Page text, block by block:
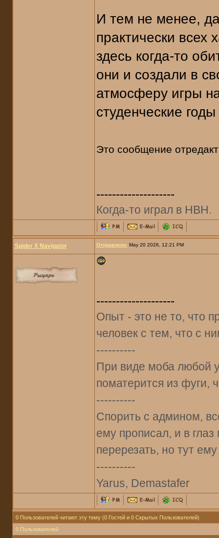
И тем не менее,
практически всех
здесь когда-то
они и создали в
атмосферу игры
студенческие годы
Это сообщение
--------------------
Когда-то играл в НВН.
Spider X Navigator Отправлено:May 20 2026, 12:21 PM
--------------------
Опыт - это не то, что
человек с тем, что с
----------
При виде моба любой
поматерится из фуги,
----------
Спорить с админом,
ему прописал, и в
перерезать, но тут
----------
Yarus, Demastafer
0 Пользователей читают эту тему (0 Гостей и 0 Скрытых Пользователей)
0 Пользователей: